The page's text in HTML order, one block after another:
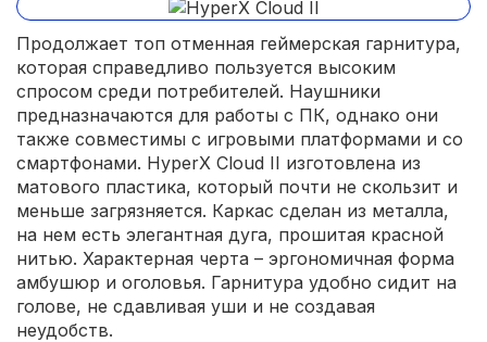
удобное ПО Razer THX Spatial Audio.
Продолжает топ отменная геймерская гарнитура,
которая справедливо пользуется высоким
спросом среди потребителей. Наушники
предназначаются для работы с ПК, однако они
также совместимы с игровыми платформами и со
смартфонами. HyperX Cloud II изготовлена из
матового пластика, который почти не скользит и
меньше загрязняется. Каркас сделан из металла,
на нем есть элегантная дуга, прошитая красной
нитью. Характерная черта – эргономичная форма
амбушюр и оголовья. Гарнитура удобно сидит на
голове, не сдавливая уши и не создавая
неудобств.